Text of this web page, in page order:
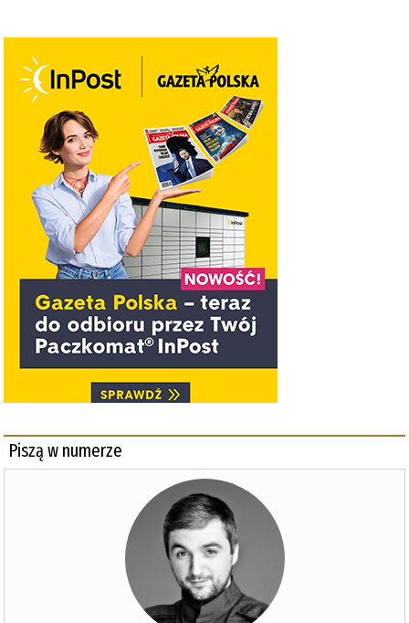
Piszą w numerze